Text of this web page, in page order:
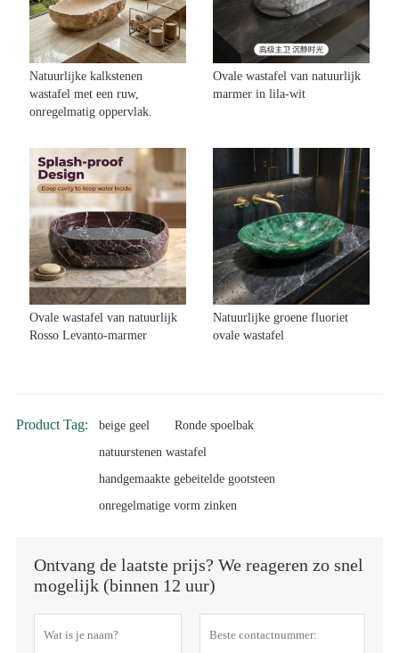
Natuurlijke kalkstenen
wastafel met een ruw,
onregelmatig oppervlak.
Ovale wastafel van natuurlijk
marmer in lila-wit
Ovale wastafel van natuurlijk
Rosso Levanto-marmer
Natuurlijke groene fluoriet
ovale wastafel
Product Tag: beige geel
Ronde spoelbak
natuurstenen wastafel
handgemaakte gebeitelde gootsteen
onregelmatige vorm zinken
Ontvang de laatste prijs? We reageren zo snel
mogelijk (binnen 12 uur)